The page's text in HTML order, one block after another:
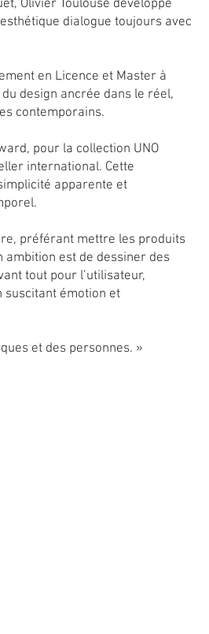
Olivier Toulouse développe
dialogue toujours avec
en Licence et Master à
design ancrée dans le réel,
contemporains.
pour la collection UNO
international. Cette
apparente et
préférant mettre les produits
est de dessiner des
tout pour l’utilisateur,
suscitant émotion et
et des personnes. »